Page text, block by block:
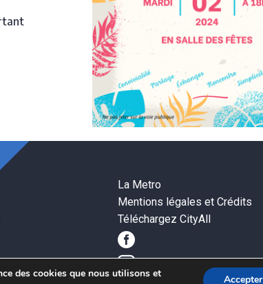
La Metro
Mentions légales et Crédits
Téléchargez CityAll
des cookies que nous utilisons et
Accepter